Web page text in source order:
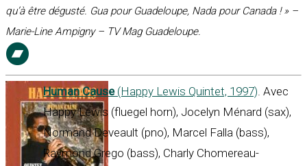
qu’à être dégusté. Gua pour Guadeloupe, Nada pour Canada ! »–
Marie-Line Ampigny – TV Mag Guadeloupe.
Human Cause(Happy Lewis Quintet, 1997). Avec
Happy Lewis (fluegel horn), Jocelyn Ménard (sax),
Normand Deveault (pno), Marcel Falla (bass),
Raymond Grego (bass), Charly Chomereau-